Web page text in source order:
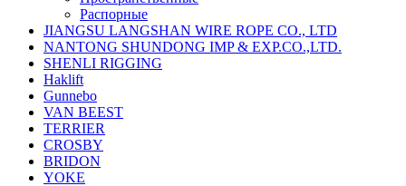
Распорные
JIANGSU LANGSHAN WIRE ROPE CO., LTD
NANTONG SHUNDONG IMP & EXP.CO.,LTD.
SHENLI RIGGING
Haklift
Gunnebo
VAN BEEST
TERRIER
CROSBY
BRIDON
YOKE